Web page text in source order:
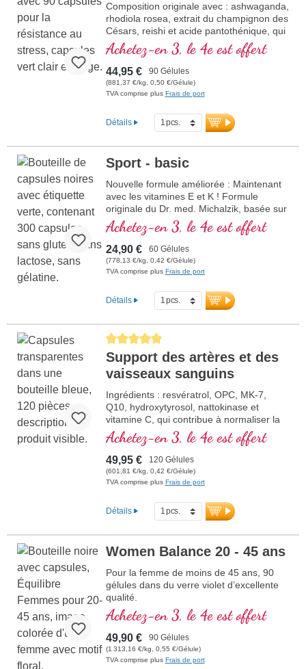
Composition originale avec : ashwaganda,
rhodiola rosea, extrait du champignon des
Césars, reishi et acide pantothénique, qui
contribue à normaliser la performance
mentale. La vitamine E aide à protéger les
cellules du stress oxydatif.
Achetez-en 3, le 4e est offert
44,95 € 90 Gélules
(881,37 €/kg, 0,50 €/Gélule)
TVA comprise plus Frais de port
Détails
Sport - basic
Nouvelle formule améliorée : Maintenant
avec les vitamines E et K ! Formule
originale du Dr. med. Michalzik, basée sur
la recherche scientifique la plus récente.
Vitamines B 2, 6, 12 et acide folique sous
forme bioactive.
Achetez-en 3, le 4e est offert
24,90 € 60 Gélules
(778,13 €/kg, 0,42 €/Gélule)
TVA comprise plus Frais de port
Détails
Average rating of 5 out of 5 stars
Support des artères et des
vaisseaux sanguins
Ingrédients : resvératrol, OPC, MK-7,
Q10, hydroxytyrosol, nattokinase et
vitamine C, qui contribue à normaliser la
fonction des vaisseaux sanguins. Les
vitamines B sont sous leur forme
bioactive.
Achetez-en 3, le 4e est offert
49,95 € 120 Gélules
(601,81 €/kg, 0,42 €/Gélule)
TVA comprise plus Frais de port
Détails
Women Balance 20 - 45 ans
Pour la femme de moins de 45 ans, 90
gélules dans du verre violet d’excellente
qualité.
Achetez-en 3, le 4e est offert
49,90 € 90 Gélules
(1 313,16 €/kg, 0,55 €/Gélule)
TVA comprise plus Frais de port